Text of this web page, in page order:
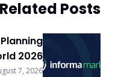
Related Posts
2026
7, 2026